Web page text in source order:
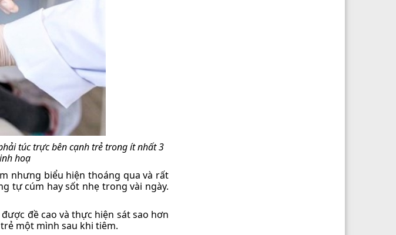
túc trực bên cạnh trẻ trong ít nhất 3
hoạ
nhưng biểu hiện thoáng qua và rất
tự cúm hay sốt nhẹ trong vài ngày.
đề cao và thực hiện sát sao hơn
một mình sau khi tiêm.